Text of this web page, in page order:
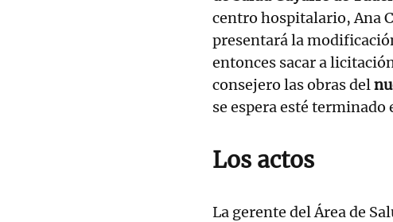
centro hospitalario, Ana
presentará la
entonces sacar a
consejero las obras del
se espera esté terminado
Los actos
La gerente del Área de